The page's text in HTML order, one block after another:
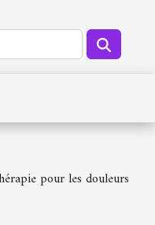
pour les douleurs